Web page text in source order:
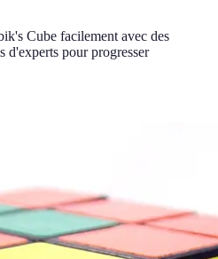
Cube facilement avec des
d'experts pour progresser